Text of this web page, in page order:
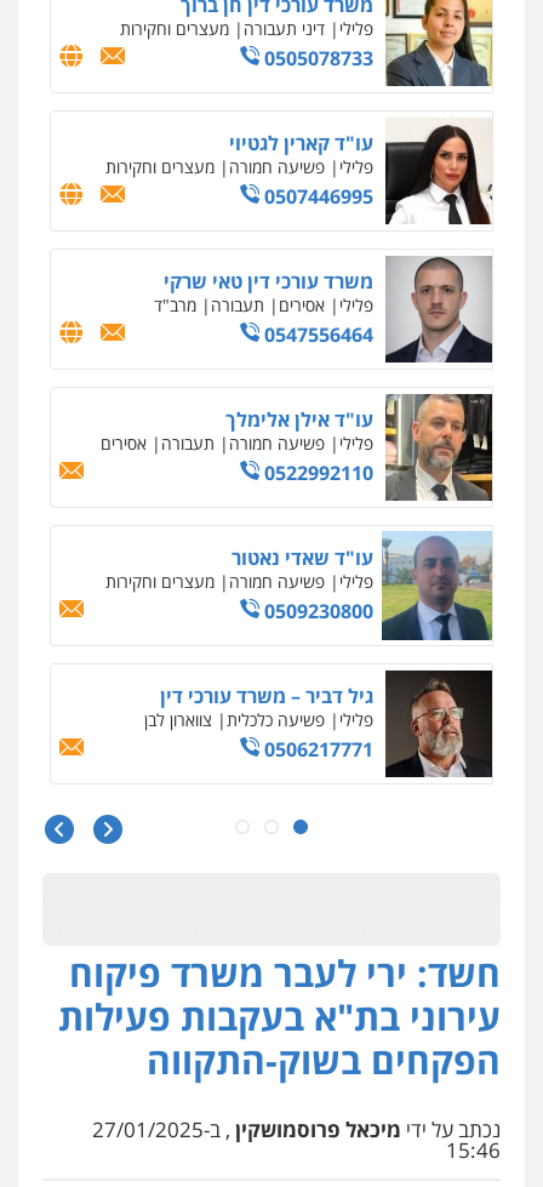
פלילי פשיעה חמורה מעצרים וחקירות
0509230800
גיל דביר – משרד עורכי דין
פלילי פשיעה כלכלית צווארון לבן
0506217771
סלימאן אבו שעירה – משרד עורכי דין
פלילי בטחוני צבאי נזיקין
0547780927
עו"ד אסף גונן
פלילי פשע חמור תעבורה
וחקירות
0542255161
גל דהן – משרד עורך דין פלילי
פלילי פשיעה חמורה
וחקירות
0544723840
עו"ד ראוף נג'אר
פלילי עורכי דין לענייני אסירים
סמים רכוש
0548009246
דוד אפרים משרד עורכי דין
עדי כרמלי – חברת עו"ד
פלילי כלכלי עורכי דין לענייני אסירים
0525060666
פלילי משפחה
חשד: ירי לעבר משרד פיקוח
עירוני בת"א בעקבות פעילות
הפקחים בשוק-התקווה
נכתב על ידי מיכאל פרוסמושקין , ב-27/01/2025
15:46